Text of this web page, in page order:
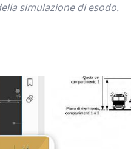
simulazione di esodo.